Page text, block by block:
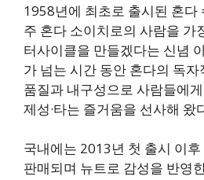
1958년에 최초로 출시된 혼다
주 혼다 소이치로의 사람을 가
터사이클을 만들겠다는 신념
가 넘는 시간 동안 혼다의 독
품질과 내구성으로 사람들에
제성·타는 즐거움을 선사해 왔
국내에는 2013년 첫 출시 이
판매되며 뉴트로 감성을 반영